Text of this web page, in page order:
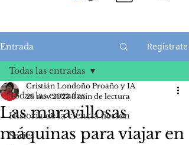
Entrada Regístrate
Todas las entradas
Historia de la ciencia ficción
Series
Todas las entradas
Las maravillosas
máquinas para viajar en
Cristián Londoño Proaño y IA
26 nov 2023 3 min de lectura